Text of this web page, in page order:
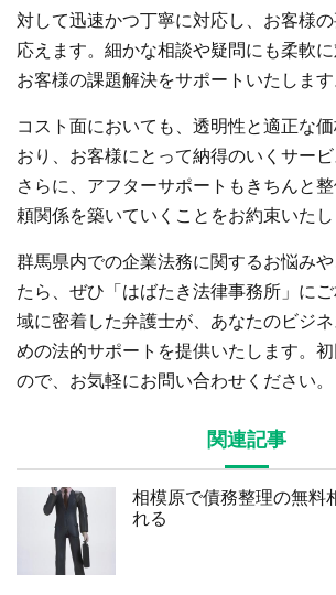
対して迅速かつ丁寧に対応し、お客様
応えます。細かな相談や疑問にも柔軟に
お客様の課題解決をサポートいたします
コスト面においても、透明性と適正な
おり、お客様にとって納得のいくサービ
さらに、アフターサポートもきちんと
頼関係を築いていくことをお約束いたし
群馬県内での企業法務に関するお悩み
たら、ぜひ「はばたき法律事務所」に
域に密着した弁護士が、あなたのビジ
めの法的サポートを提供いたします。
ので、お気軽にお問い合わせください。
関連記事
相模原で債務整理の無料
れる